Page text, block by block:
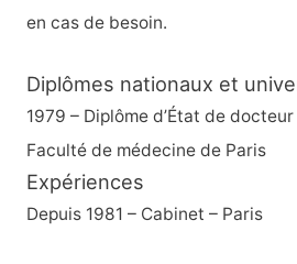
en cas de besoin.
Diplômes nationaux et
1979 – Diplôme d’État de
Faculté de médecine de Paris
Expériences
Depuis 1981 – Cabinet – Paris